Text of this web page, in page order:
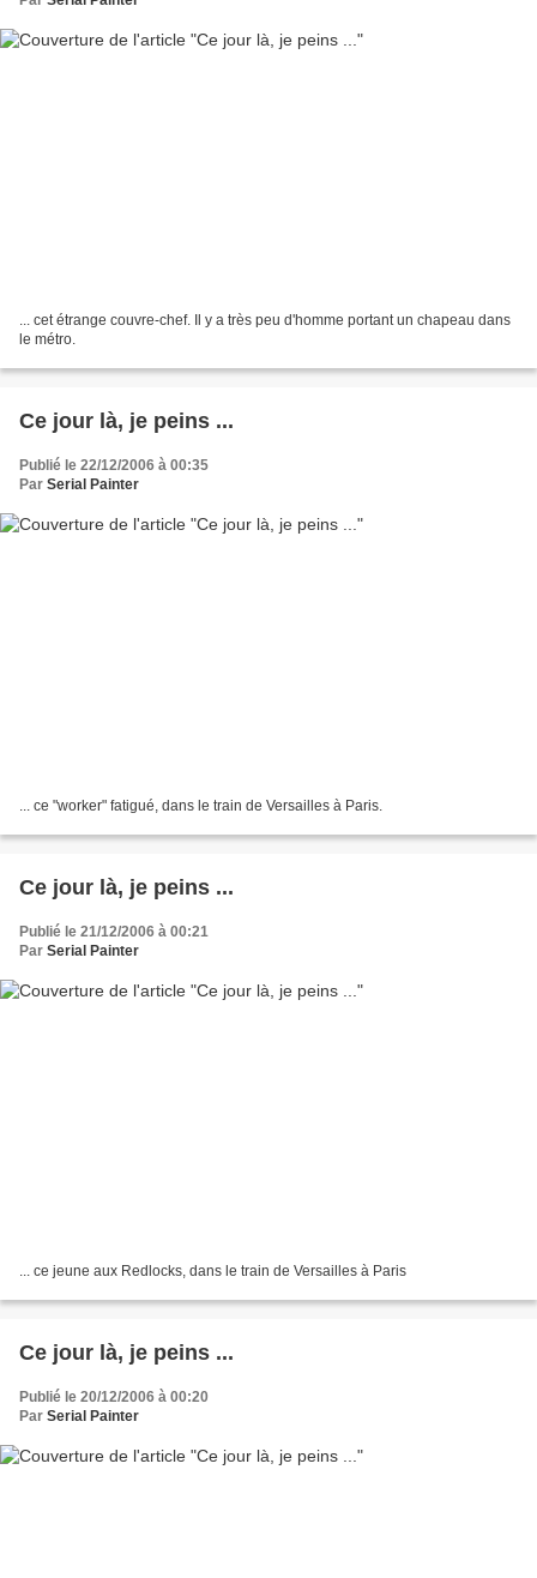
... cet étrange couvre-chef. Il y a très peu d'homme portant un chapeau dans
le métro.
Ce jour là, je peins ...
Publié le 22/12/2006 à 00:35
Par Serial Painter
... ce "worker" fatigué, dans le train de Versailles à Paris.
Ce jour là, je peins ...
Publié le 21/12/2006 à 00:21
Par Serial Painter
... ce jeune aux Redlocks, dans le train de Versailles à Paris
Ce jour là, je peins ...
Publié le 20/12/2006 à 00:20
Par Serial Painter